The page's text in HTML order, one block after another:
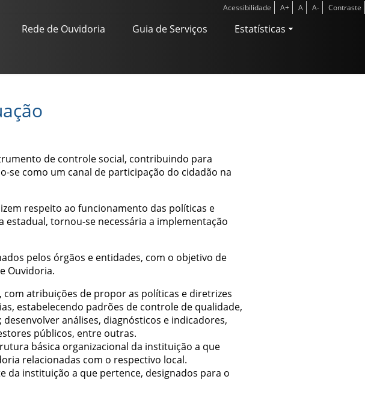
Acessibilidade A+ A A- Contraste
Rede de Ouvidoria Guia de Serviços Estatísticas
de controle social, contribuindo para
se como um canal de participação do cidadão na
respeito ao funcionamento das políticas e
tornou-se necessária a implementação
pelos órgãos e entidades, com o objetivo de
Ouvidoria.
atribuições de propor as políticas e diretrizes
estabelecendo padrões de controle de qualidade,
análises, diagnósticos e indicadores,
públicos, entre outras.
básica organizacional da instituição a que
relacionadas com o respectivo local.
instituição a que pertence, designados para o